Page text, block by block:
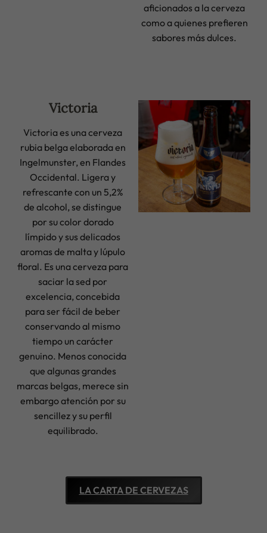
aficionados a la cerveza
como a quienes prefieren
sabores más dulces.
Victoria
Victoria es una cerveza
rubia belga elaborada en
Ingelmunster, en Flandes
Occidental. Ligera y
refrescante con un 5,2%
de alcohol, se distingue
por su color dorado
límpido y sus delicados
aromas de malta y lúpulo
floral. Es una cerveza para
saciar la sed por
excelencia, concebida
para ser fácil de beber
conservando al mismo
tiempo un carácter
genuino. Menos conocida
que algunas grandes
marcas belgas, merece sin
embargo atención por su
sencillez y su perfil
equilibrado.
LA CARTA DE CERVEZAS